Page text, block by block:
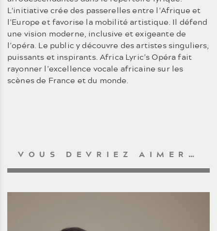
L'initiative crée des passerelles entre l’Afrique et
l’Europe et favorise la mobilité artistique. Il défend
une vision moderne, inclusive et exigeante de
l’opéra. Le public y découvre des artistes singuliers,
puissants et inspirants. Africa Lyric’s Opéra fait
rayonner l’excellence vocale africaine sur les
scènes de France et du monde.
VOUS DEVRIEZ AIMER…